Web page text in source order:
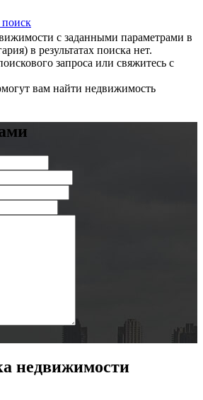
с заданными параметрами в
в результатах поиска нет.
запроса или свяжитесь с
вам найти недвижимость
недвижимости